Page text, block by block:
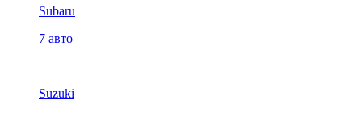
Subaru
7 авто
Suzuki